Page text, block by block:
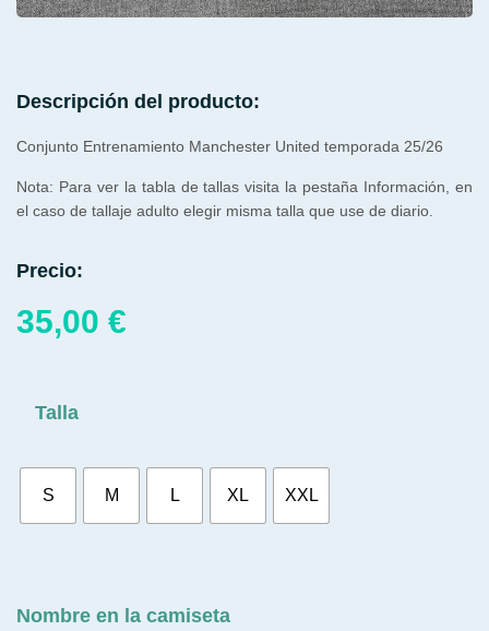
Descripción del producto:
Conjunto Entrenamiento Manchester United temporada 25/26
Nota: Para ver la tabla de tallas visita la pestaña Información, en
el caso de tallaje adulto elegir misma talla que use de diario.
Precio:
35,00 €
Talla
S M L XL XXL
Nombre en la camiseta